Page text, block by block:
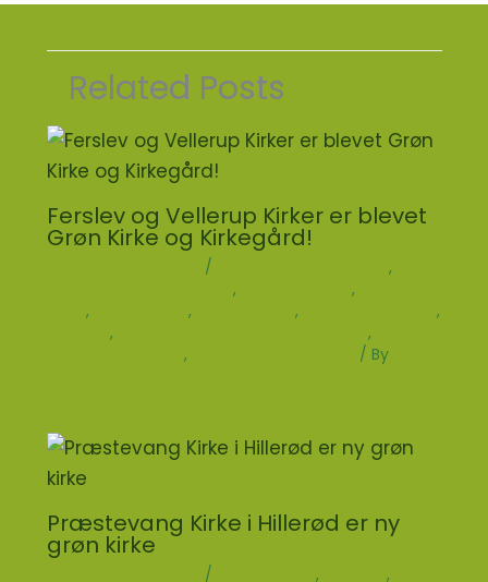
Related Posts
Ferslev og Vellerup Kirker er blevet
Grøn Kirke og Kirkegård!
/
,
, ,
, , ,
,
, ,
, / By
Præstevang Kirke i Hillerød er ny
grøn kirke
/ , ,